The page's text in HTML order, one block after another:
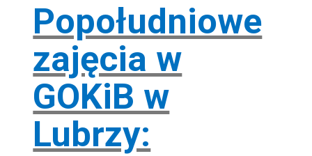
Popołudniowe
zajęcia w
GOKiB w
Lubrzy: